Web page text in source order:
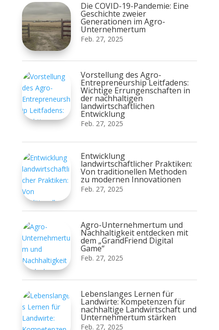
Die COVID-19-Pandemie: Eine
Geschichte zweier
Generationen im Agro-
Unternehmertum
Feb. 27, 2025
Vorstellung des Agro-
Entrepreneurship Leitfadens:
Wichtige Errungenschaften in
der nachhaltigen
landwirtschaftlichen
Entwicklung
Feb. 27, 2025
Entwicklung
landwirtschaftlicher Praktiken:
Von traditionellen Methoden
zu modernen Innovationen
Feb. 27, 2025
Agro-Unternehmertum und
Nachhaltigkeit entdecken mit
dem „GrandFriend Digital
Game“
Feb. 27, 2025
Lebenslanges Lernen für
Landwirte: Kompetenzen für
nachhaltige Landwirtschaft und
Unternehmertum stärken
Feb. 27, 2025